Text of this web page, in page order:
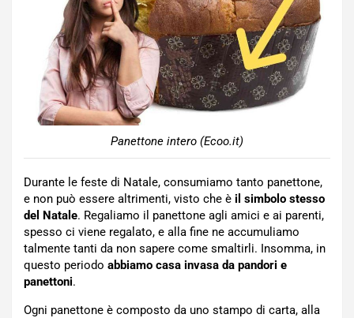
Panettone intero (Ecoo.it)
Durante le feste di Natale, consumiamo tanto panettone,
e non può essere altrimenti, visto che è il simbolo stesso
del Natale. Regaliamo il panettone agli amici e ai parenti,
spesso ci viene regalato, e alla fine ne accumuliamo
talmente tanti da non sapere come smaltirli. Insomma, in
questo periodo abbiamo casa invasa da pandori e
panettoni.
Ogni panettone è composto da uno stampo di carta, alla